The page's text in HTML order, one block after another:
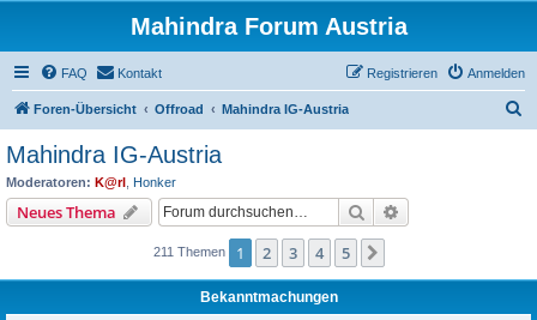
Mahindra Forum Austria
FAQ Kontakt Anmelden
Registrieren
Foren-Übersicht Offroad Mahindra IG-Austria
Mahindra IG-Austria
Moderatoren: K@rl Honker
Neues Thema Suche
211 Themen 1 2 3 4 5
Bekanntmachungen